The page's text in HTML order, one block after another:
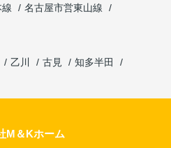
名古屋市営東山線
乙川 古見
知多半田
M＆Kホーム